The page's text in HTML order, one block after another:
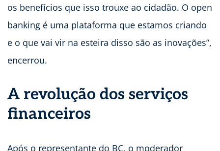
os benefícios que isso trouxe ao cidadão. O open
banking é uma plataforma que estamos criando
e o que vai vir na esteira disso são as inovações”,
encerrou.
A revolução dos serviços
financeiros
Após o representante do BC, o moderador